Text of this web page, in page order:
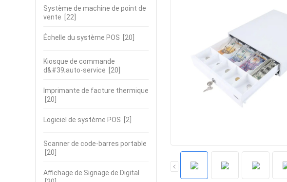
Système de machine de point de
vente [22]
Échelle du système POS [20]
Kiosque de commande
d&#39;auto-service [20]
Imprimante de facture thermique
[20]
Logiciel de système POS [2]
Scanner de code-barres portable
[20]
Affichage de Signage de Digital